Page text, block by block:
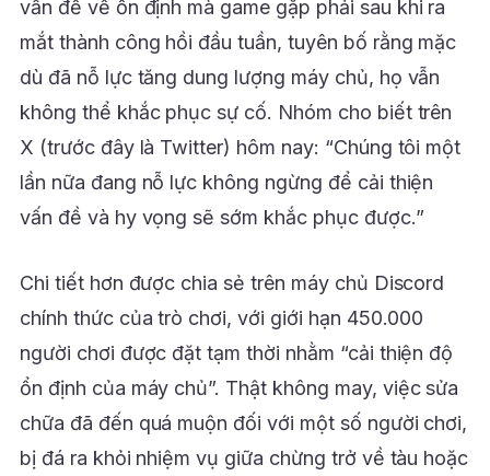
vấn đề về ổn định mà game gặp phải sau khi ra
mắt thành công hồi đầu tuần, tuyên bố rằng mặc
dù đã nỗ lực tăng dung lượng máy chủ, họ vẫn
không thể khắc phục sự cố. Nhóm cho biết trên
X (trước đây là Twitter) hôm nay: “Chúng tôi một
lần nữa đang nỗ lực không ngừng để cải thiện
vấn đề và hy vọng sẽ sớm khắc phục được.”
Chi tiết hơn được chia sẻ trên máy chủ Discord
chính thức của trò chơi, với giới hạn 450.000
người chơi được đặt tạm thời nhằm “cải thiện độ
ổn định của máy chủ”. Thật không may, việc sửa
chữa đã đến quá muộn đối với một số người chơi,
bị đá ra khỏi nhiệm vụ giữa chừng trở về tàu hoặc